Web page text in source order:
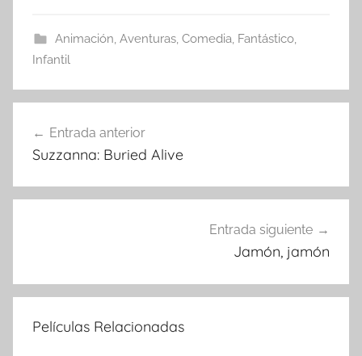
Animación, Aventuras, Comedia, Fantástico,
Infantil
Navegación
de
entradas
Entrada anterior
Suzzanna: Buried Alive
Entrada siguiente
Jamón, jamón
Películas Relacionadas